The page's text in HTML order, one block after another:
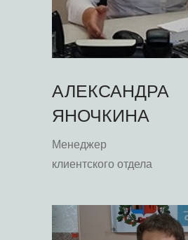
АЛЕКСАНДРА
ЯНОЧКИНА
Менеджер
клиентского отдела